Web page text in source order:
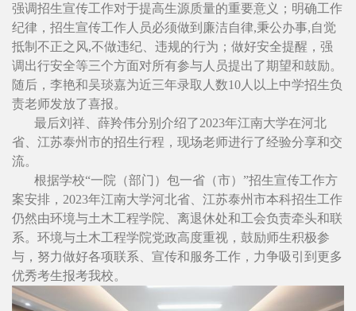
强调招生宣传工作对于提高生源质量的重要意义；明确工作
纪律，招生宣传工作人员必须做到廉洁自律,秉公办事,自觉
抵制不正之风,不做违纪、违规的行为；做好安全提醒，强
调出行安全等三个方面对所有参与人员提出了期望和鼓励。
随后，李艳和吴琰嘉为近三年录取人数10人以上中学招生负
责老师发放了喜报。
最后刘祥、薛羚伟分别介绍了2023年江南大学在河北
省、江苏泰州市的招生行程，现场老师进行了经验分享和交
流。
根据学校“一院（部门）包一省（市）”招生宣传工作方
案安排，2023年江南大学河北省、江苏泰州市本科招生工作
仍然由环境与土木工程学院、离退休处和工会负责牵头和联
系。环境与土木工程学院党政高度重视，鼓励师生积极参
与，努力做好各项联系、宣传和服务工作，力争吸引到更多
优秀考生报考我校。